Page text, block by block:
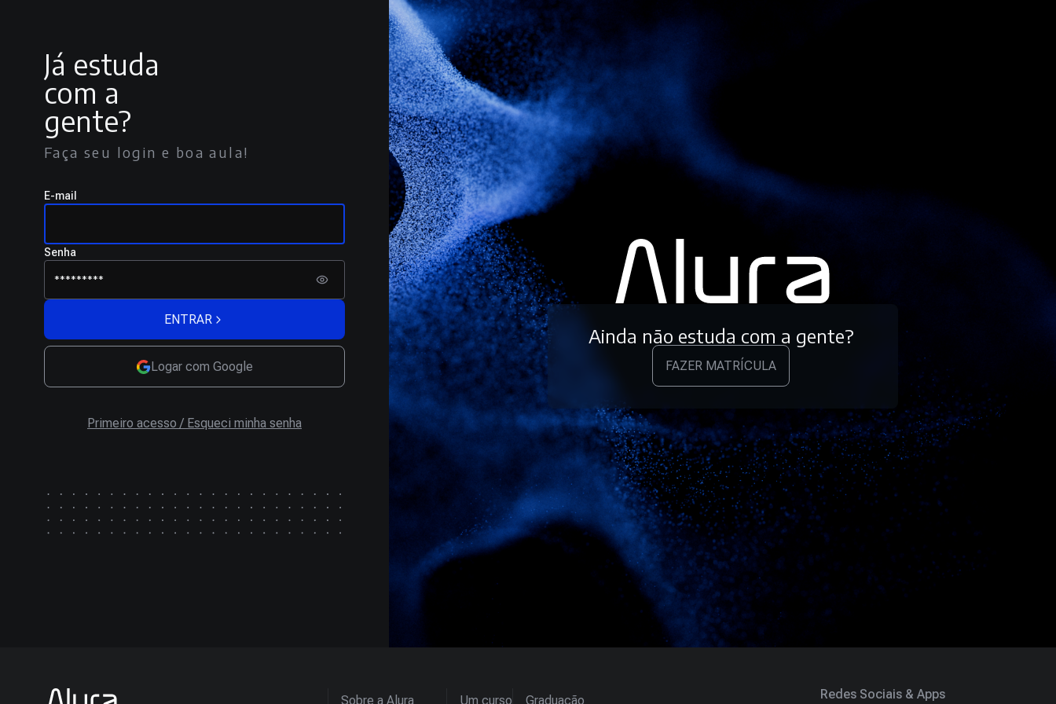
Já estuda
com a
gente?
Faça seu login e boa aula!
E-mail
Senha
ENTRAR
Logar com Google
Primeiro acesso / Esqueci minha senha
Ainda não estuda com a gente?
FAZER MATRÍCULA
Sobre a Alura Um curso Graduação Redes Sociais & Apps